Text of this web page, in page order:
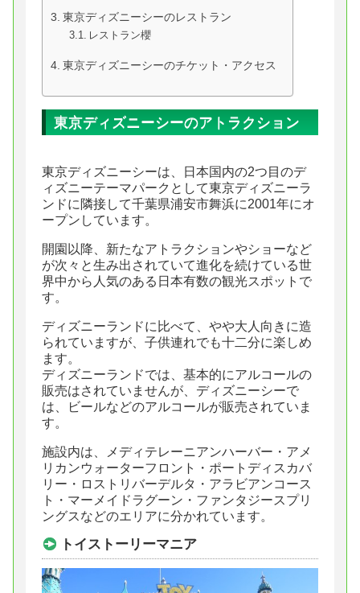
東京ディズニーシーのレストラン
レストラン櫻
東京ディズニーシーのチケット・アクセス
東京ディズニーシーのアトラクション
東京ディズニーシーは、日本国内の2つ目のデ
ィズニーテーマパークとして東京ディズニーラ
ンドに隣接して千葉県浦安市舞浜に2001年にオ
ープンしています。
開園以降、新たなアトラクションやショーなど
が次々と生み出されていて進化を続けている世
界中から人気のある日本有数の観光スポットで
す。
ディズニーランドに比べて、やや大人向きに造
られていますが、子供連れでも十二分に楽しめ
ます。
ディズニーランドでは、基本的にアルコールの
販売はされていませんが、ディズニーシーで
は、ビールなどのアルコールが販売されていま
す。
施設内は、メディテレーニアンハーバー・アメ
リカンウォーターフロント・ポートディスカバ
リー・ロストリバーデルタ・アラビアンコース
ト・マーメイドラグーン・ファンタジースプリ
ングスなどのエリアに分かれています。
トイストーリーマニア